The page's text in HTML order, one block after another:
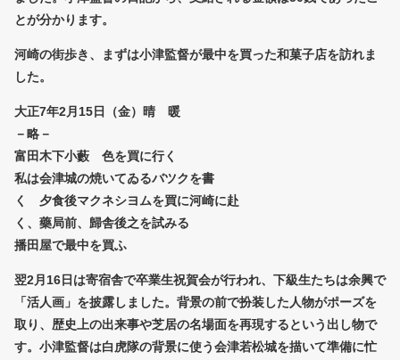
とが分かります。
河崎の街歩き、まずは小津監督が最中を買った和菓子店を訪れま
した。
大正7年2月15日（金）晴 暖
－略－
富田木下小藪 色を買に行く
私は会津城の焼いてゐるバツクを書
く 夕食後マクネシヨムを買に河崎に赴
く、藥局前、歸舎後之を試みる
播田屋で最中を買ふ
翌2月16日は寄宿舎で卒業生祝賀会が行われ、下級生たちは余興で
「活人画」を披露しました。背景の前で扮装した人物がポーズを
取り、歴史上の出来事や芝居の名場面を再現するという出し物で
す。小津監督は白虎隊の背景に使う会津若松城を描いて準備に忙